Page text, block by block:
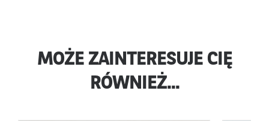
MOŻE ZAINTERESUJE CIĘ
RÓWNIEŻ...